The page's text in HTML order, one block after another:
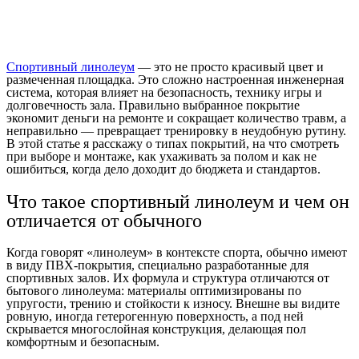
Спортивный линолеум — это не просто красивый цвет и
размеченная площадка. Это сложно настроенная инженерная
система, которая влияет на безопасность, технику игры и
долговечность зала. Правильно выбранное покрытие
экономит деньги на ремонте и сокращает количество травм, а
неправильно — превращает тренировку в неудобную рутину.
В этой статье я расскажу о типах покрытий, на что смотреть
при выборе и монтаже, как ухаживать за полом и как не
ошибиться, когда дело доходит до бюджета и стандартов.
Что такое спортивный линолеум и чем он
отличается от обычного
Когда говорят «линолеум» в контексте спорта, обычно имеют
в виду ПВХ-покрытия, специально разработанные для
спортивных залов. Их формула и структура отличаются от
бытового линолеума: материалы оптимизированы по
упругости, трению и стойкости к износу. Внешне вы видите
ровную, иногда гетерогенную поверхность, а под ней
скрывается многослойная конструкция, делающая пол
комфортным и безопасным.